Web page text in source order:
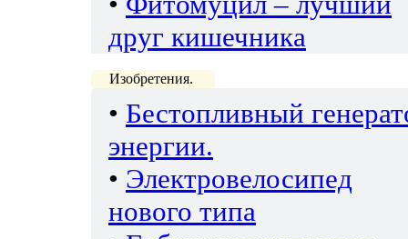
друг кишечника
Изобретения.
• Бестопливный
энергии.
• Электровелосипед
нового типа